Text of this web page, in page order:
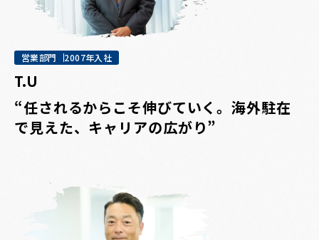
営業部門 2007年入社
T.U
“任されるからこそ伸びていく。海外駐在
で見えた、キャリアの広がり”